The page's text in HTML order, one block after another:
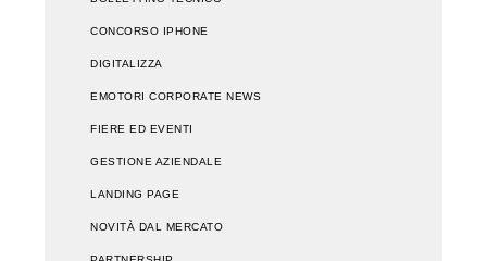
CONCORSO IPHONE
DIGITALIZZA
EMOTORI CORPORATE NEWS
FIERE ED EVENTI
GESTIONE AZIENDALE
LANDING PAGE
NOVITÀ DAL MERCATO